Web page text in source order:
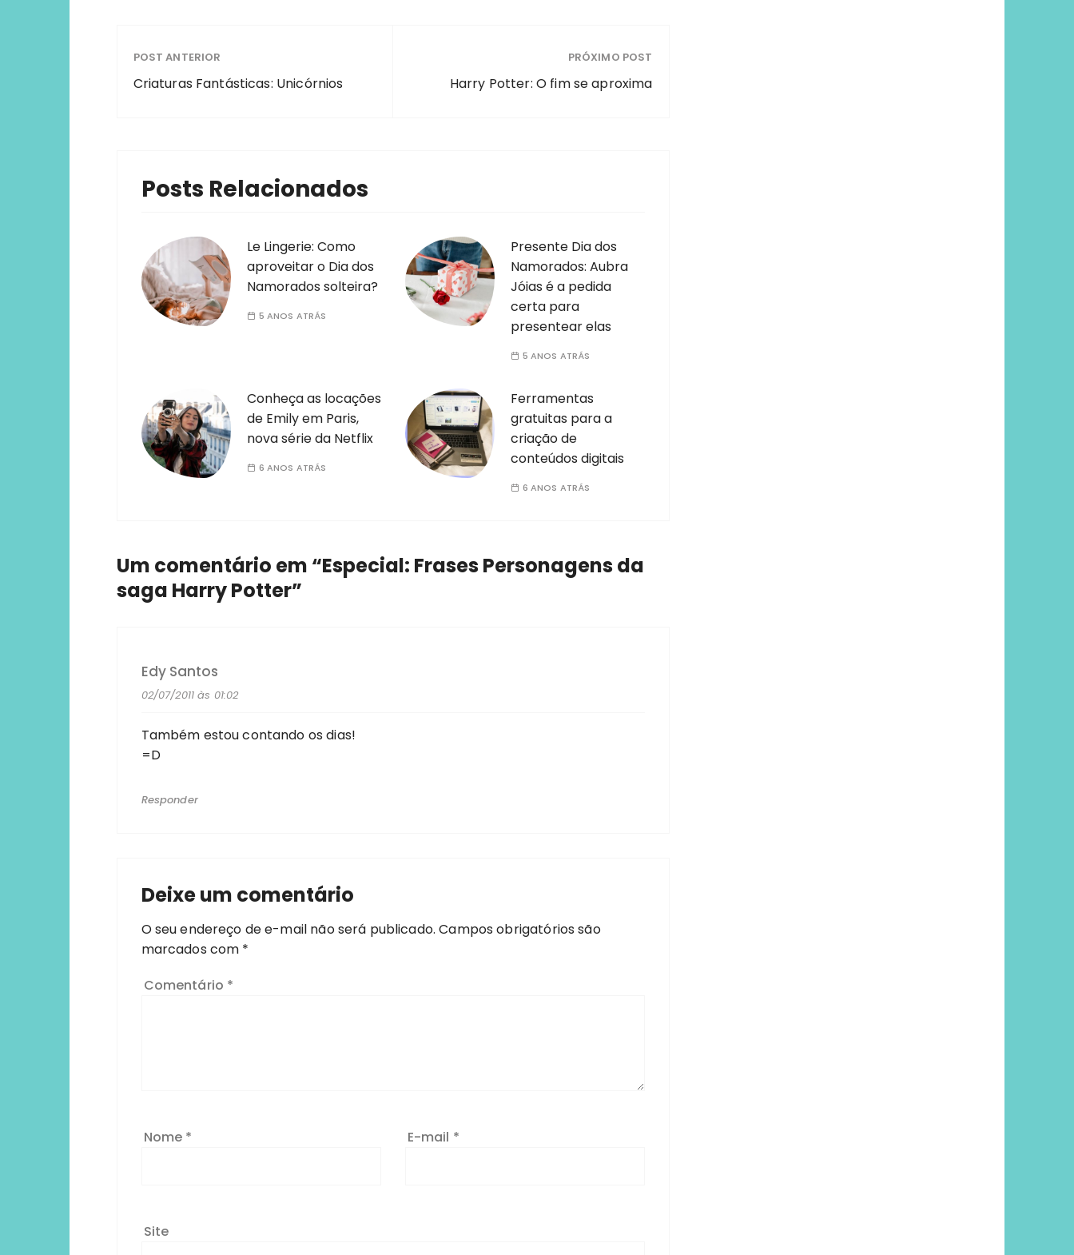
POST ANTERIOR
Criaturas Fantásticas: Unicórnios
PRÓXIMO POST
Harry Potter: O fim se aproxima
Posts Relacionados
Le Lingerie: Como
aproveitar o Dia dos
Namorados solteira?
5 ANOS ATRÁS
Presente Dia dos
Namorados: Aubra
Jóias é a pedida
certa para
presentear elas
5 ANOS ATRÁS
Conheça as locações
de Emily em Paris,
nova série da Netflix
6 ANOS ATRÁS
Ferramentas
gratuitas para a
criação de
conteúdos digitais
6 ANOS ATRÁS
Um comentário em “Especial: Frases Personagens da
saga Harry Potter”
Edy Santos
02/07/2011 às 01:02
Também estou contando os dias!
=D
Responder
Deixe um comentário
O seu endereço de e-mail não será publicado. Campos obrigatórios são
marcados com *
Comentário *
Nome * E-mail *
Site